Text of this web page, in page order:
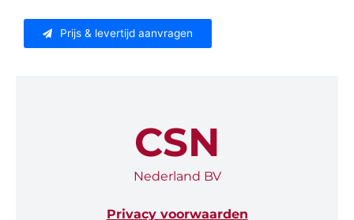
Prijs & levertijd aanvragen
CSN
Nederland BV
Privacy voorwaarden